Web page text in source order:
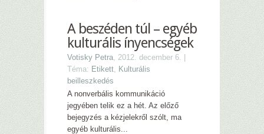
A beszéden túl – egyéb
kulturális ínyencségek
Votisky Petra, 2012. december 6. |
Téma: Etikett, Kulturális
beilleszkedés
A nonverbális kommunikáció
jegyében telik ez a hét. Az előző
bejegyzés a kézjelekről szólt, ma
egyéb kulturális...